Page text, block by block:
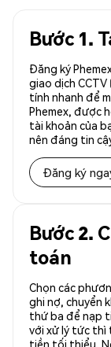
Bước 1.
Đăng ký
giao dịch
tính nhanh để
Phemex, được
tài khoản của
nên đáng tin
Đăng ký
Bước 2.
toán
Chọn các
ghi nợ, chuyển
thứ ba để nạp
với xử lý tức thì
tiền tối thiểu.